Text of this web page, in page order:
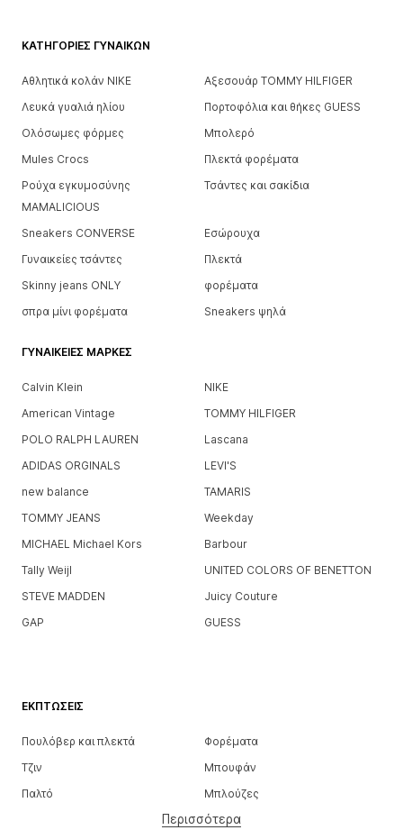
ΚΑΤΗΓΟΡΊΕΣ ΓΥΝΑΙΚΏΝ
Αθλητικά κολάν NIKE
Αξεσουάρ TOMMY HILFIGER
Λευκά γυαλιά ηλίου
Πορτοφόλια και θήκες GUESS
Ολόσωμες φόρμες
Μπολερό
Mules Crocs
Πλεκτά φορέματα
Ρούχα εγκυμοσύνης
MAMALICIOUS
Τσάντες και σακίδια
Sneakers CONVERSE
Εσώρουχα
Γυναικείες τσάντες
Πλεκτά
Skinny jeans ONLY
φορέματα
σπρα μίνι φορέματα
Sneakers ψηλά
ΓΥΝΑΙΚΕΊΕΣ ΜΆΡΚΕΣ
Calvin Klein
NIKE
American Vintage
TOMMY HILFIGER
POLO RALPH LAUREN
Lascana
ADIDAS ORGINALS
LEVI'S
new balance
TAMARIS
TOMMY JEANS
Weekday
MICHAEL Michael Kors
Barbour
Tally Weijl
UNITED COLORS OF BENETTON
STEVE MADDEN
Juicy Couture
GAP
GUESS
ΕΚΠΤΏΣΕΙΣ
Πουλόβερ και πλεκτά
Φορέματα
Τζιν
Μπουφάν
Παλτό
Μπλούζες
Εσώρουχα
Περισσότερα